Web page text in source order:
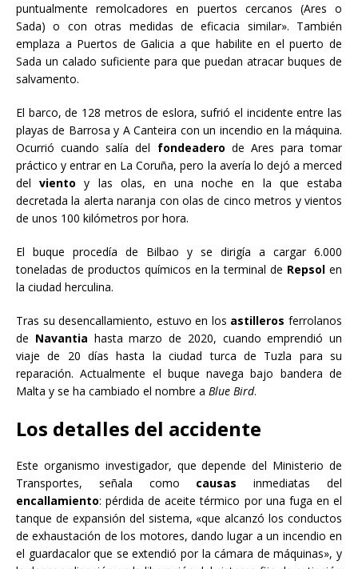
puntualmente remolcadores en puertos cercanos (Ares o
Sada) o con otras medidas de eficacia similar». También
emplaza a Puertos de Galicia a que habilite en el puerto de
Sada un calado suficiente para que puedan atracar buques de
salvamento.
El barco, de 128 metros de eslora, sufrió el incidente entre las
playas de Barrosa y A Canteira con un incendio en la máquina.
Ocurrió cuando salía del fondeadero de Ares para tomar
práctico y entrar en La Coruña, pero la avería lo dejó a merced
delvientoy las olas, en una noche en la que estaba
decretada la alerta naranja con olas de cinco metros y vientos
de unos 100 kilómetros por hora.
El buque procedía de Bilbao y se dirigía a cargar 6.000
toneladas de productos químicos en la terminal de Repsolen
la ciudad herculina.
Tras su desencallamiento, estuvo en los astillerosferrolanos
de Navantia hasta marzo de 2020, cuando emprendió un
viaje de 20 días hasta la ciudad turca de Tuzla para su
reparación. Actualmente el buque navega bajo bandera de
Malta y se ha cambiado el nombre a Blue Bird.
Los detalles del accidente
Este organismo investigador, que depende del Ministerio de
Transportes, señala como causasinmediatas del
encallamiento: pérdida de aceite térmico por una fuga en el
tanque de expansión del sistema, «que alcanzó los conductos
de exhaustación de los motores, dando lugar a un incendio en
el guardacalor que se extendió por la cámara de máquinas», y